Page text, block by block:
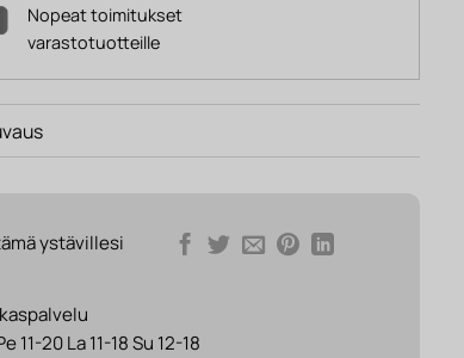
Nopeat toimitukset
varastotuotteille
ystävillesi
11-20 La 11-18 Su 12-18